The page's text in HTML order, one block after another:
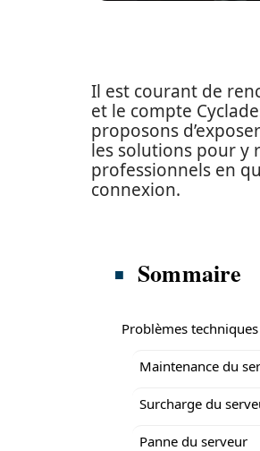
Il est courant de
et le compte
proposons
les solutions pour y
professionnels en
connexion.
Sommaire
Problèmes
Maintenance du
Surcharge du
Panne du serveur